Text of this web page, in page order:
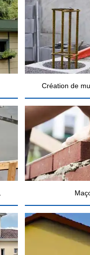
Création de